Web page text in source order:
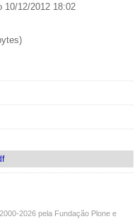
10/12/2012 18:02
2000-2026 pela Fundação Plone e